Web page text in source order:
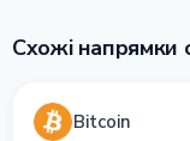
Схожі напрямки
Bitcoin